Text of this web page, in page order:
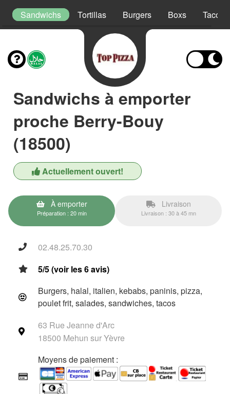
Sandwichs Tortillas Burgers Boxs Tacos
Sandwichs à emporter
proche Berry-Bouy
(18500)
Actuellement ouvert!
À emporter
Préparation : 20 min
Livraison
Livraison : 30 à 45 mn
02.48.25.70.30
5/5 (voir les 6 avis)
Burgers, halal, italien, kebabs, paninis, pizza,
poulet frit, salades, sandwiches, tacos
63 Rue Jeanne d'Arc
18500 Mehun sur Yèvre
Moyens de paiement :